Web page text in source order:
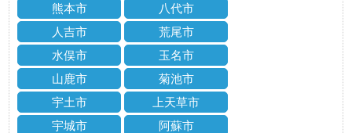
熊本市
八代市
人吉市
荒尾市
水俣市
玉名市
山鹿市
菊池市
宇土市
上天草市
宇城市
阿蘇市